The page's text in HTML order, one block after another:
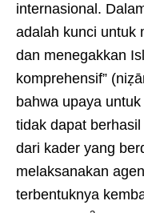
internasional.
adalah kunci untuk
dan menegakkan
komprehensif”
bahwa upaya
tidak dapat
dari kader yang
melaksanakan
terbentuknya